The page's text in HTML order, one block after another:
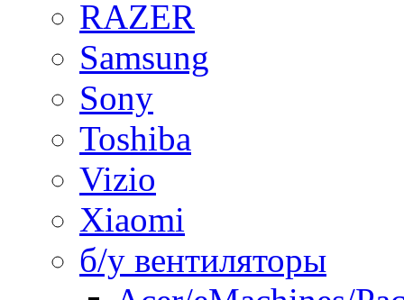
RAZER
Samsung
Sony
Toshiba
Vizio
Xiaomi
б/у вентиляторы